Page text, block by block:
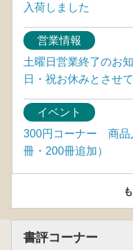
入荷しました
営業情報
土曜日営業終了のお
日・祝お休みとさせ
イベント
300円コーナー 商品
冊・200冊追加）
書評コーナー